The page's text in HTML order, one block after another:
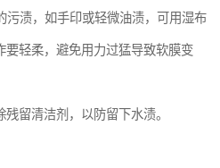
污渍，如手印或轻微油渍，可用湿布
要轻柔，避免用力过猛导致软膜变
留清洁剂，以防留下水渍。